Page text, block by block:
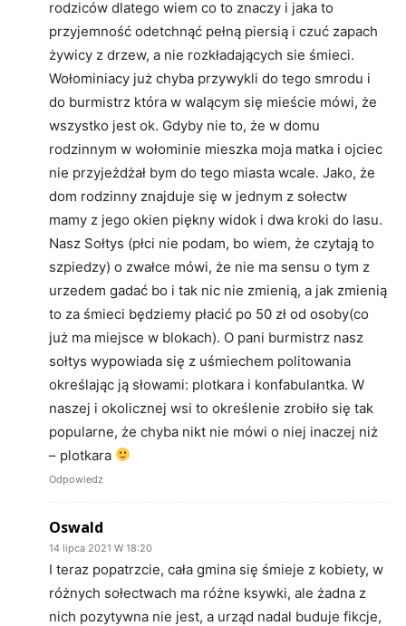
rodziców dlatego wiem co to znaczy i jaka to
przyjemność odetchnąć pełną piersią i czuć zapach
żywicy z drzew, a nie rozkładających sie śmieci.
Wołominiacy już chyba przywykli do tego smrodu i
do burmistrz która w walącym się mieście mówi, że
wszystko jest ok. Gdyby nie to, że w domu
rodzinnym w wołominie mieszka moja matka i ojciec
nie przyjeżdżał bym do tego miasta wcale. Jako, że
dom rodzinny znajduje się w jednym z sołectw
mamy z jego okien piękny widok i dwa kroki do lasu.
Nasz Sołtys (płci nie podam, bo wiem, że czytają to
szpiedzy) o zwałce mówi, że nie ma sensu o tym z
urzedem gadać bo i tak nic nie zmienią, a jak zmienią
to za śmieci będziemy płacić po 50 zł od osoby(co
już ma miejsce w blokach). O pani burmistrz nasz
sołtys wypowiada się z uśmiechem politowania
określając ją słowami: plotkara i konfabulantka. W
naszej i okolicznej wsi to określenie zrobiło się tak
popularne, że chyba nikt nie mówi o niej inaczej niż
– plotkara
Odpowiedz
Oswald
14 lipca 2021 W 18:20
I teraz popatrzcie, cała gmina się śmieje z kobiety, w
różnych sołectwach ma różne ksywki, ale żadna z
nich pozytywna nie jest, a urząd nadal buduje fikcje,